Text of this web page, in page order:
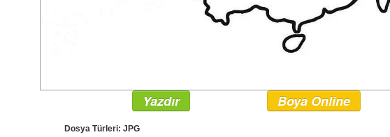
Yazdır Boya Online
Dosya Türleri: JPG